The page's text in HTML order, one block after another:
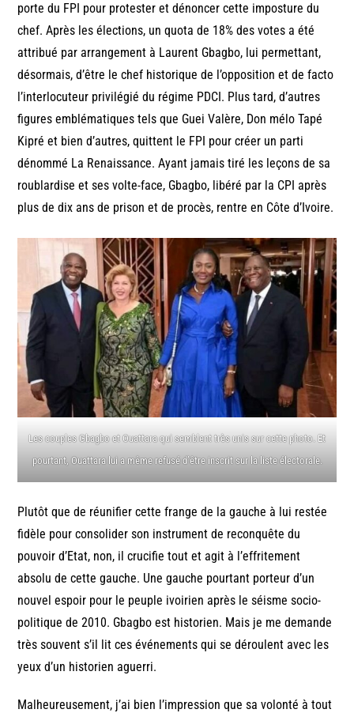
porte du FPI pour protester et dénoncer cette imposture du
chef. Après les élections, un quota de 18% des votes a été
attribué par arrangement à Laurent Gbagbo, lui permettant,
désormais, d’être le chef historique de l’opposition et de facto
l’interlocuteur privilégié du régime PDCI. Plus tard, d’autres
figures emblématiques tels que Guei Valère, Don mélo Tapé
Kipré et bien d’autres, quittent le FPI pour créer un parti
dénommé La Renaissance. Ayant jamais tiré les leçons de sa
roublardise et ses volte-face, Gbagbo, libéré par la CPI après
plus de dix ans de prison et de procès, rentre en Côte d’Ivoire.
Les couples Gbagbo et Ouattara qui semblent très unis sur cette photo. Et
pourtant, Ouattara lui a même refusé d’être inscrit sur la liste électorale.
Plutôt que de réunifier cette frange de la gauche à lui restée
fidèle pour consolider son instrument de reconquête du
pouvoir d’Etat, non, il crucifie tout et agit à l’effritement
absolu de cette gauche. Une gauche pourtant porteur d’un
nouvel espoir pour le peuple ivoirien après le séisme socio-
politique de 2010. Gbagbo est historien. Mais je me demande
très souvent s’il lit ces événements qui se déroulent avec les
yeux d’un historien aguerri.
Malheureusement, j’ai bien l’impression que sa volonté à tout